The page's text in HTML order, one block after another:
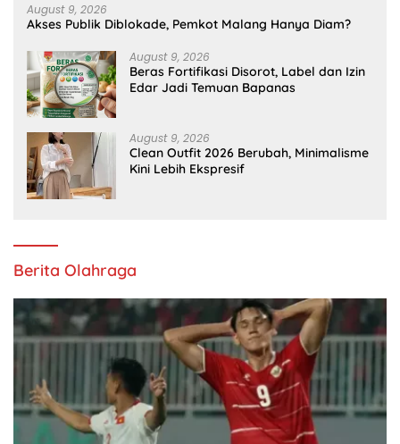
August 9, 2026
Akses Publik Diblokade, Pemkot Malang Hanya Diam?
August 9, 2026
Beras Fortifikasi Disorot, Label dan Izin
Edar Jadi Temuan Bapanas
August 9, 2026
Clean Outfit 2026 Berubah, Minimalisme
Kini Lebih Ekspresif
Berita Olahraga